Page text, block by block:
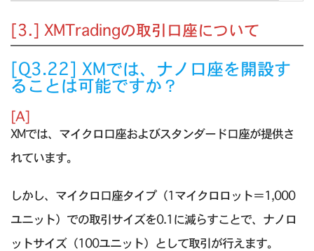
[3.] XMTradingの取引口座について
[Q3.22] XMでは、ナノ口座を開設す
ることは可能ですか？
[A]
XMでは、マイクロ口座およびスタンダード口座が提供さ
れています。
しかし、マイクロ口座タイプ（1マイクロロット＝1,000
ユニット）での取引サイズを0.1に減らすことで、ナノロ
ットサイズ（100ユニット）として取引が行えます。